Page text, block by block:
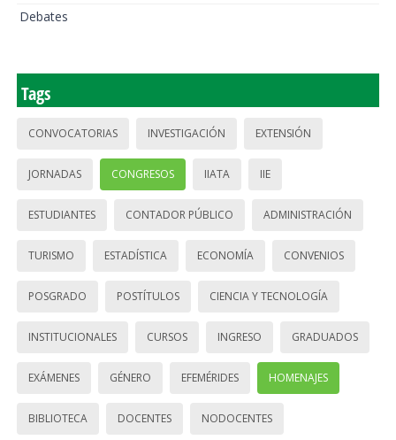
Debates
Tags
CONVOCATORIAS INVESTIGACIÓN EXTENSIÓN
JORNADAS CONGRESOS IIATA IIE
ESTUDIANTES CONTADOR PÚBLICO ADMINISTRACIÓN
TURISMO ESTADÍSTICA ECONOMÍA CONVENIOS
POSGRADO POSTÍTULOS CIENCIA Y TECNOLOGÍA
INSTITUCIONALES CURSOS INGRESO GRADUADOS
EXÁMENES GÉNERO EFEMÉRIDES HOMENAJES
BIBLIOTECA DOCENTES NODOCENTES